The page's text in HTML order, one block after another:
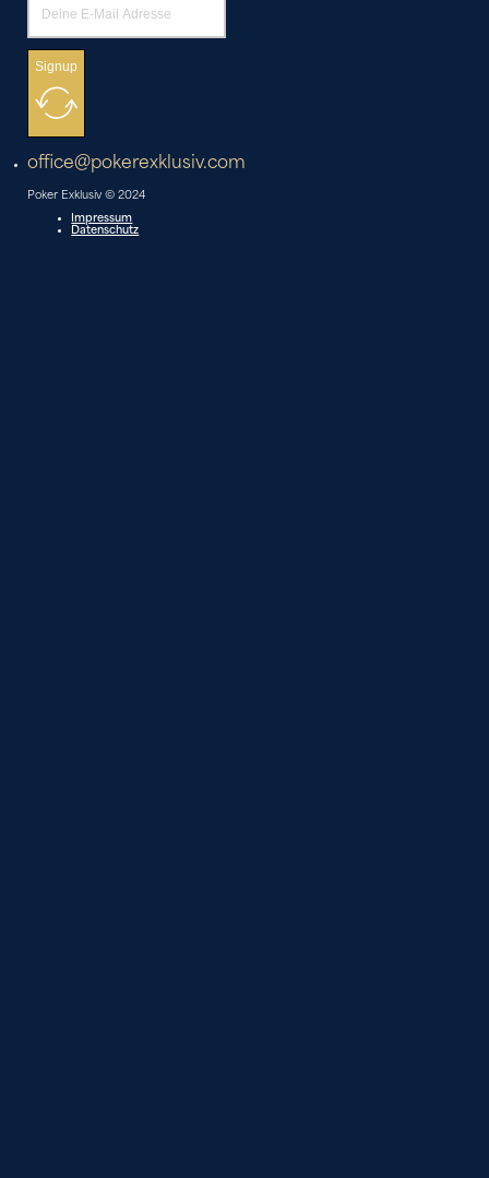
Signup
office@pokerexklusiv.com
Poker Exklusiv © 2024
Impressum
Datenschutz